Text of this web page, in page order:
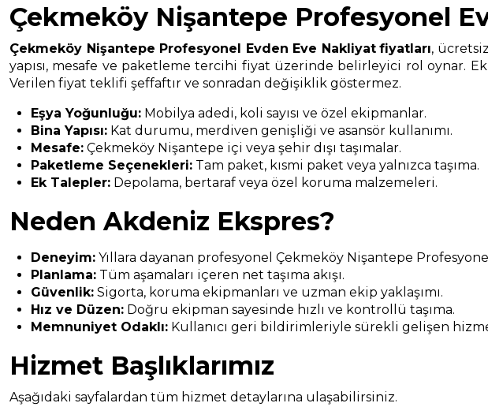
Çekmeköy Nişantepe Profesyonel
Çekmeköy Nişantepe Profesyonel Evden Eve Nakliyat fiyatları,
yapısı, mesafe ve paketleme tercihi fiyat üzerinde belirleyici rol oynar.
Verilen fiyat teklifi şeffaftır ve sonradan değişiklik göstermez.
Eşya Yoğunluğu: Mobilya adedi, koli sayısı ve özel ekipmanlar.
Bina Yapısı: Kat durumu, merdiven genişliği ve asansör kullanımı.
Mesafe: Çekmeköy Nişantepe içi veya şehir dışı taşımalar.
Paketleme Seçenekleri: Tam paket, kısmi paket veya yalnızca taşıma.
Ek Talepler: Depolama, bertaraf veya özel koruma malzemeleri.
Neden Akdeniz Ekspres?
Deneyim: Yıllara dayanan profesyonel Çekmeköy Nişantepe
Planlama: Tüm aşamaları içeren net taşıma akışı.
Güvenlik: Sigorta, koruma ekipmanları ve uzman ekip yaklaşımı.
Hız ve Düzen: Doğru ekipman sayesinde hızlı ve kontrollü taşıma.
Memnuniyet Odaklı: Kullanıcı geri bildirimleriyle sürekli gelişen
Hizmet Başlıklarımız
Aşağıdaki sayfalardan tüm hizmet detaylarına ulaşabilirsiniz.